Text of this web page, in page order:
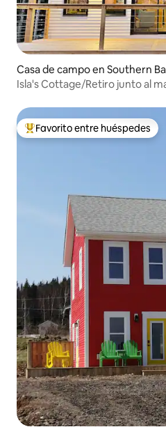
Casa de campo en Southern
Isla's Cottage/Retiro junto al
Favorito entre huéspedes
Favorito entre huéspedes